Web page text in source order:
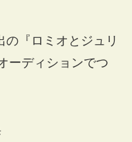
『ロミオとジュリ
ーディションでつ